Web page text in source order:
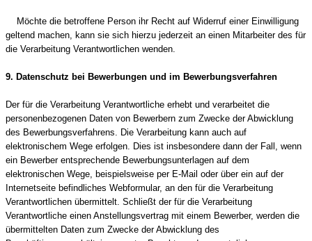
Möchte die betroffene Person ihr Recht auf Widerruf einer Einwilligung
geltend machen, kann sie sich hierzu jederzeit an einen Mitarbeiter des für
die Verarbeitung Verantwortlichen wenden.
9. Datenschutz bei Bewerbungen und im Bewerbungsverfahren
Der für die Verarbeitung Verantwortliche erhebt und verarbeitet die
personenbezogenen Daten von Bewerbern zum Zwecke der Abwicklung
des Bewerbungsverfahrens. Die Verarbeitung kann auch auf
elektronischem Wege erfolgen. Dies ist insbesondere dann der Fall, wenn
ein Bewerber entsprechende Bewerbungsunterlagen auf dem
elektronischen Wege, beispielsweise per E-Mail oder über ein auf der
Internetseite befindliches Webformular, an den für die Verarbeitung
Verantwortlichen übermittelt. Schließt der für die Verarbeitung
Verantwortliche einen Anstellungsvertrag mit einem Bewerber, werden die
übermittelten Daten zum Zwecke der Abwicklung des